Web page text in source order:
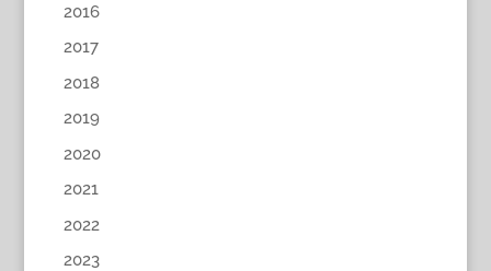
2016
2017
2018
2019
2020
2021
2022
2023